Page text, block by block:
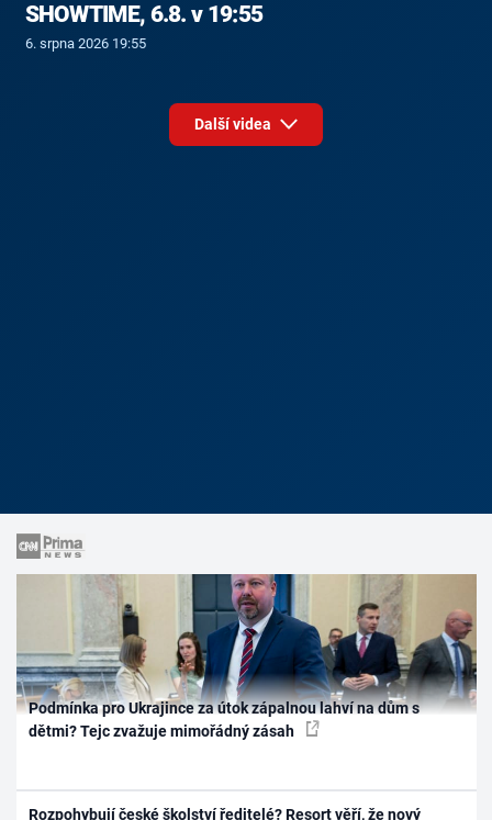
SHOWTIME, 6.8. v 19:55
6. srpna 2026 19:55
Další videa
Podmínka pro Ukrajince za útok zápalnou lahví na dům s
dětmi? Tejc zvažuje mimořádný zásah
Rozpohybují české školství ředitelé? Resort věří, že nový